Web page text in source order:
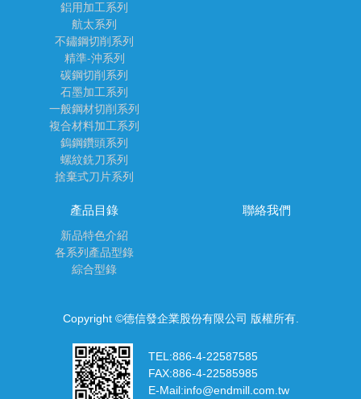
鋁用加工系列
航太系列
不鏽鋼切削系列
精準-沖系列
碳鋼切削系列
石墨加工系列
一般鋼材切削系列
複合材料加工系列
鎢鋼鑽頭系列
螺紋銑刀系列
捨棄式刀片系列
產品目錄
新品特色介紹
各系列產品型錄
綜合型錄
聯絡我們
Copyright ©德信發企業股份有限公司 版權所有.
TEL:886-4-22587585
FAX:886-4-22585985
E-Mail:info@endmill.com.tw